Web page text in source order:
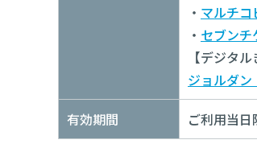
・ マルチ
・ セブンチ
【デジタ
ジョルダン
有効期間 ご利用当日